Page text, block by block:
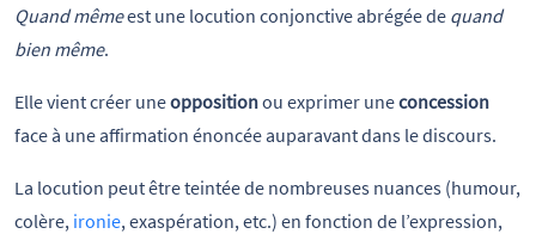
Quand mêmeest une locution conjonctive abrégée de quand
bien même.
Elle vient créer uneoppositionou exprimer uneconcession
face à une affirmation énoncée auparavant dans le discours.
La locution peut être teintée de nombreuses nuances (humour,
colère, ironie, exaspération, etc.) en fonction de l’expression,